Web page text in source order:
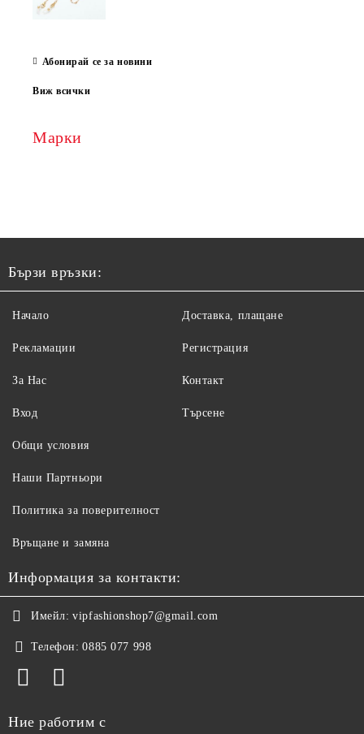
Абонирай се за новини
Виж всички
Марки
Бързи връзки:
Начало
Рекламации
За Нас
Вход
Доставка, плащане
Регистрация
Контакт
Търсене
Общи условия
Наши Партньори
Политика за поверителност
Връщане и замяна
Информация за контакти:
Имейл: vipfashionshop7@gmail.com
Телефон: 0885 077 998
Ние работим с